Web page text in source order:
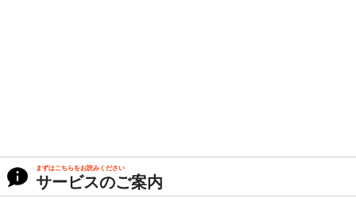
まずはこちらをお読みください
サービスのご案内